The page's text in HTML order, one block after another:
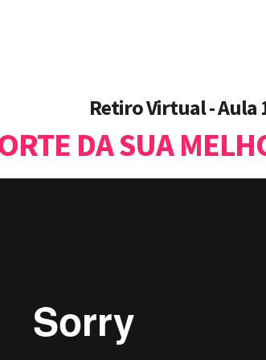
Retiro Virtual - Aula
DA SUA